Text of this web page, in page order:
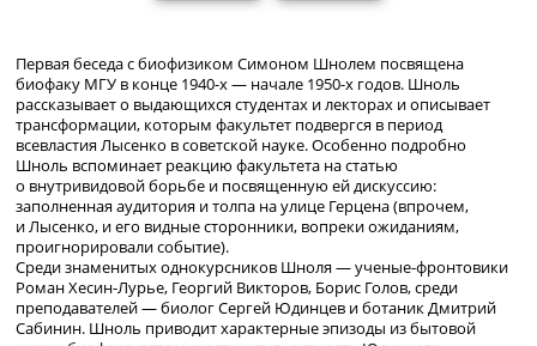
Первая беседа с биофизиком Симоном Шнолем посвящена
биофаку МГУ в конце 1940-х— начале 1950-хгодов. Шноль
рассказывает о выдающихся студентах и лекторах и описывает
трансформации, которым факультет подвергся в период
всевластия Лысенко в советской науке. Особенно подробно
Шноль вспоминает реакцию факультета на статью
о внутривидовой борьбе и посвященную ей дискуссию:
заполненная аудитория и толпа на улице Герцена (впрочем,
и Лысенко, и его видные сторонники, вопреки ожиданиям,
проигнорировали событие).
Среди знаменитых однокурсников Шноля —ученые-фронтовики
РоманХесин-Лурье, Георгий Викторов, Борис Голов, среди
преподавателей — биолог Сергей Юдинцев и ботаник Дмитрий
Сабинин. Шноль приводит характерные эпизоды из бытовой